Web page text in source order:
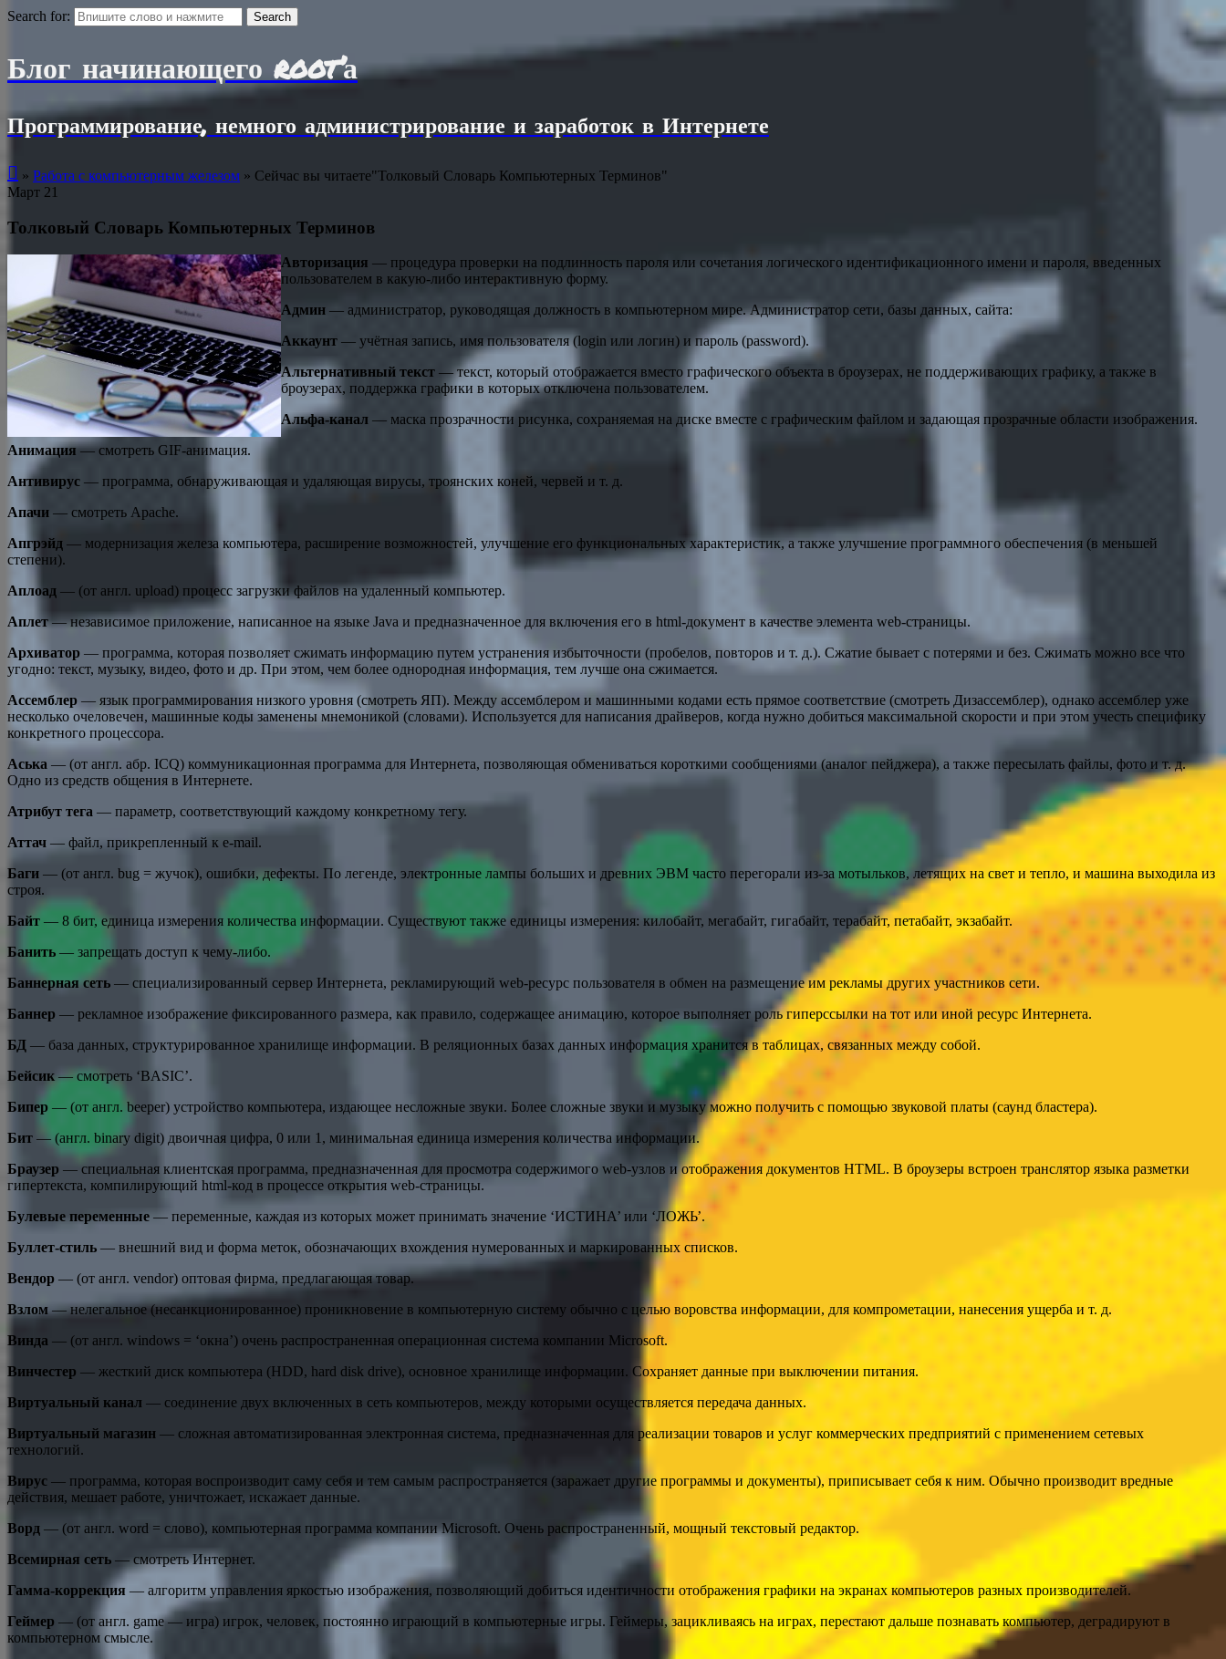
Search for:
Блог начинающего root’а
Программирование, немного администрирование и заработок в Интернете
 » Работа с компьютерным железом » Сейчас вы читаете"Толковый Словарь Компьютерных Терминов"
Март 21
Толковый Словарь Компьютерных Терминов
Авторизация — процедура проверки на подлинность пароля или сочетания логического идентификационного имени и пароля, введенных
пользователем в какую-либо интерактивную форму.
Админ — администратор, руководящая должность в компьютерном мире. Администратор сети, базы данных, сайта:
Аккаунт — учётная запись, имя пользователя (login или логин) и пароль (password).
Альтернативный текст — текст, который отображается вместо графического объекта в броузерах, не поддерживающих графику, а также в
броузерах, поддержка графики в которых отключена пользователем.
Альфа-канал — маска прозрачности рисунка, сохраняемая на диске вместе с графическим файлом и задающая прозрачные области изображения.
Анимация— смотреть GIF-анимация.
Антивирус — программа, обнаруживающая и удаляющая вирусы, троянских коней, червей и т. д.
Апачи — смотреть Apache.
Апгрэйд — модернизация железа компьютера, расширение возможностей, улучшение его функциональных характеристик, а также улучшение программного обеспечения (в меньшей
степени).
Аплоад — (от англ. upload) процесс загрузки файлов на удаленный компьютер.
Аплет— независимое приложение, написанное на языке Java и предназначенное для включения его в html-документ в качестве элемента web-страницы.
Архиватор — программа, которая позволяет сжимать информацию путем устранения избыточности (пробелов, повторов и т. д.). Сжатие бывает с потерями и без. Сжимать можно все что
угодно: текст, музыку, видео, фото и др. При этом, чем более однородная информация, тем лучше она сжимается.
Ассемблер — язык программирования низкого уровня (смотреть ЯП). Между ассемблером и машинными кодами есть прямое соответствие (смотреть Дизассемблер), однако ассемблер уже
несколько очеловечен, машинные коды заменены мнемоникой (словами). Используется для написания драйверов, когда нужно добиться максимальной скорости и при этом учесть специфику
конкретного процессора.
Аська — (от англ. абр. ICQ) коммуникационная программа для Интернета, позволяющая обмениваться короткими сообщениями (аналог пейджера), а также пересылать файлы, фото и т. д.
Одно из средств общения в Интернете.
Атрибут тега — параметр, соответствующий каждому конкретному тегу.
Аттач — файл, прикрепленный к e-mail.
Баги — (от англ. bug = жучок), ошибки, дефекты. По легенде, электронные лампы больших и древних ЭВМ часто перегорали из-за мотыльков, летящих на свет и тепло, и машина выходила из
строя.
Байт — 8 бит, единица измерения количества информации. Существуют также единицы измерения: килобайт, мегабайт, гигабайт, терабайт, петабайт, экзабайт.
Банить — запрещать доступ к чему-либо.
Баннерная сеть — специализированный сервер Интернета, рекламирующий web-ресурс пользователя в обмен на размещение им рекламы других участников сети.
Баннер — рекламное изображение фиксированного размера, как правило, содержащее анимацию, которое выполняет роль гиперссылки на тот или иной ресурс Интернета.
БД — база данных, структурированное хранилище информации. В реляционных базах данных информация хранится в таблицах, связанных между собой.
Бейсик— смотреть ‘BASIC’.
Бипер — (от англ. beeper) устройство компьютера, издающее несложные звуки. Более сложные звуки и музыку можно получить с помощью звуковой платы (саунд бластера).
Бит — (англ. binary digit) двоичная цифра, 0 или 1, минимальная единица измерения количества информации.
Браузер — специальная клиентская программа, предназначенная для просмотра содержимого web-узлов и отображения документов HTML. В броузеры встроен транслятор языка разметки
гипертекста, компилирующий html-код в процессе открытия web-страницы.
Булевые переменные — переменные, каждая из которых может принимать значение ‘ИСТИНА’ или ‘ЛОЖЬ’.
Буллет-стиль — внешний вид и форма меток, обозначающих вхождения нумерованных и маркированных списков.
Вендор — (от англ. vendor) оптовая фирма, предлагающая товар.
Взлом— нелегальное (несанкционированное) проникновение в компьютерную систему обычно с целью воровства информации, для компрометации, нанесения ущерба и т. д.
Винда — (от англ. windows = ‘окна’) очень распространенная операционная система компании Microsoft.
Винчестер — жесткий диск компьютера (HDD, hard disk drive), основное хранилище информации. Сохраняет данные при выключении питания.
Виртуальный канал — соединение двух включенных в сеть компьютеров, между которыми осуществляется передача данных.
Виртуальный магазин — сложная автоматизированная электронная система, предназначенная для реализации товаров и услуг коммерческих предприятий с применением сетевых
технологий.
Вирус — программа, которая воспроизводит саму себя и тем самым распространяется (заражает другие программы и документы), приписывает себя к ним. Обычно производит вредные
действия, мешает работе, уничтожает, искажает данные.
Ворд — (от англ. word = слово), компьютерная программа компании Microsoft. Очень распространенный, мощный текстовый редактор.
Всемирная сеть — смотреть Интернет.
Гамма-коррекция — алгоритм управления яркостью изображения, позволяющий добиться идентичности отображения графики на экранах компьютеров разных производителей.
Геймер — (от англ. game — игра) игрок, человек, постоянно играющий в компьютерные игры. Геймеры, зацикливаясь на играх, перестают дальше познавать компьютер, деградируют в
компьютерном смысле.